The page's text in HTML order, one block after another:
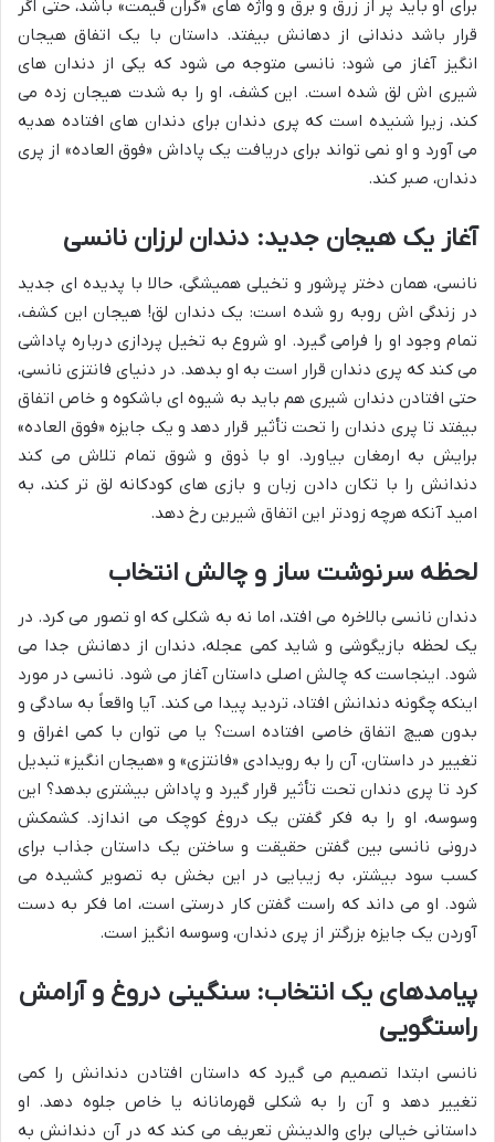
برای او باید پر از زرق و برق و واژه های «گران قیمت» باشد، حتی اگر
قرار باشد دندانی از دهانش بیفتد. داستان با یک اتفاق هیجان
انگیز آغاز می شود: نانسی متوجه می شود که یکی از دندان های
شیری اش لق شده است. این کشف، او را به شدت هیجان زده می
کند، زیرا شنیده است که پری دندان برای دندان های افتاده هدیه
می آورد و او نمی تواند برای دریافت یک پاداش «فوق العاده» از پری
دندان، صبر کند.
آغاز یک هیجان جدید: دندان لرزان نانسی
نانسی، همان دختر پرشور و تخیلی همیشگی، حالا با پدیده ای جدید
در زندگی اش روبه رو شده است: یک دندان لق! هیجان این کشف،
تمام وجود او را فرامی گیرد. او شروع به تخیل پردازی درباره پاداشی
می کند که پری دندان قرار است به او بدهد. در دنیای فانتزی نانسی،
حتی افتادن دندان شیری هم باید به شیوه ای باشکوه و خاص اتفاق
بیفتد تا پری دندان را تحت تأثیر قرار دهد و یک جایزه «فوق العاده»
برایش به ارمغان بیاورد. او با ذوق و شوق تمام تلاش می کند
دندانش را با تکان دادن زبان و بازی های کودکانه لق تر کند، به
امید آنکه هرچه زودتر این اتفاق شیرین رخ دهد.
لحظه سرنوشت ساز و چالش انتخاب
دندان نانسی بالاخره می افتد، اما نه به شکلی که او تصور می کرد. در
یک لحظه بازیگوشی و شاید کمی عجله، دندان از دهانش جدا می
شود. اینجاست که چالش اصلی داستان آغاز می شود. نانسی در مورد
اینکه چگونه دندانش افتاد، تردید پیدا می کند. آیا واقعاً به سادگی و
بدون هیچ اتفاق خاصی افتاده است؟ یا می توان با کمی اغراق و
تغییر در داستان، آن را به رویدادی «فانتزی» و «هیجان انگیز» تبدیل
کرد تا پری دندان تحت تأثیر قرار گیرد و پاداش بیشتری بدهد؟ این
وسوسه، او را به فکر گفتن یک دروغ کوچک می اندازد. کشمکش
درونی نانسی بین گفتن حقیقت و ساختن یک داستان جذاب برای
کسب سود بیشتر، به زیبایی در این بخش به تصویر کشیده می
شود. او می داند که راست گفتن کار درستی است، اما فکر به دست
آوردن یک جایزه بزرگتر از پری دندان، وسوسه انگیز است.
پیامدهای یک انتخاب: سنگینی دروغ و آرامش
راستگویی
نانسی ابتدا تصمیم می گیرد که داستان افتادن دندانش را کمی
تغییر دهد و آن را به شکلی قهرمانانه یا خاص جلوه دهد. او
داستانی خیالی برای والدینش تعریف می کند که در آن دندانش به